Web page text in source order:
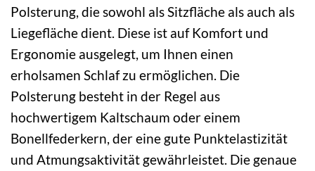
Polsterung, die sowohl als Sitzfläche als auch als
Liegefläche dient. Diese ist auf Komfort und
Ergonomie ausgelegt, um Ihnen einen
erholsamen Schlaf zu ermöglichen. Die
Polsterung besteht in der Regel aus
hochwertigem Kaltschaum oder einem
Bonellfederkern, der eine gute Punktelastizität
und Atmungsaktivität gewährleistet. Die genaue